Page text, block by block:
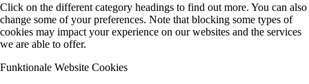
Click on the different category headings to find out more. You can also
change some of your preferences. Note that blocking some types of
cookies may impact your experience on our websites and the services
we are able to offer.
Funktionale Website Cookies